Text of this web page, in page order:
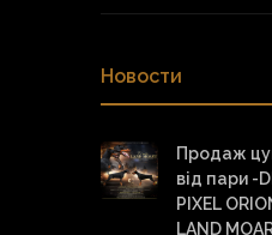
Новости
Продаж
від пари -
PIXEL
LAND